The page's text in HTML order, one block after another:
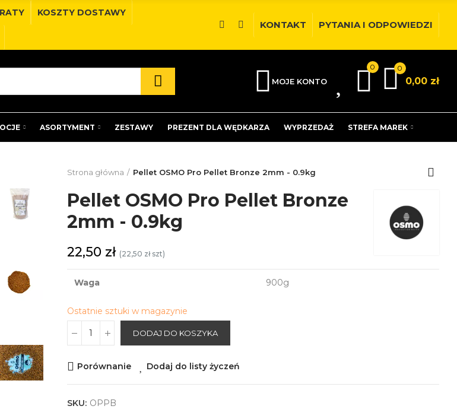
RATY KOSZTY DOSTAWY
KONTAKT PYTANIA I ODPOWIEDZI
MOJE KONTO
0 0
0,00 zł
ASORTYMENT ZESTAWY PREZENT DLA WĘDKARZA WYPRZEDAŻ STREFA MAREK
Strona główna Pellet OSMO Pro Pellet Bronze 2mm - 0.9kg
Pellet OSMO Pro Pellet Bronze
2mm - 0.9kg
22,50 zł (22,50 zł szt)
Waga 900g
Ostatnie sztuki w magazynie
DODAJ DO KOSZYKA
Porównanie Dodaj do listy życzeń
SKU: OPPB